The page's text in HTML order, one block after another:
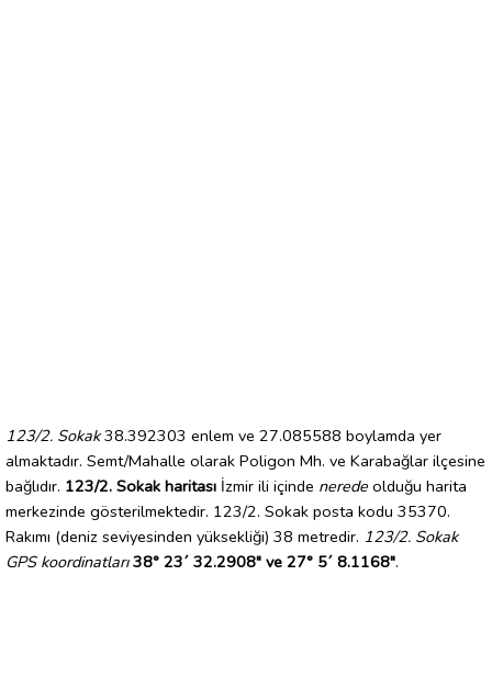
123/2. Sokak38.392303 enlem ve 27.085588 boylamda yer
almaktadır. Semt/Mahalle olarak Poligon Mh. ve Karabağlar ilçesine
bağlıdır. 123/2. Sokak haritası İzmir ili içinde nerede olduğu harita
merkezinde gösterilmektedir. 123/2. Sokak posta kodu 35370.
Rakımı (deniz seviyesinden yüksekliği) 38 metredir. 123/2. Sokak
GPS koordinatları 38° 23´ 32.2908" ve 27° 5´ 8.1168".